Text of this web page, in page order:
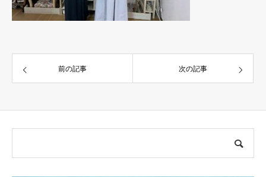
前の記事 次の記事